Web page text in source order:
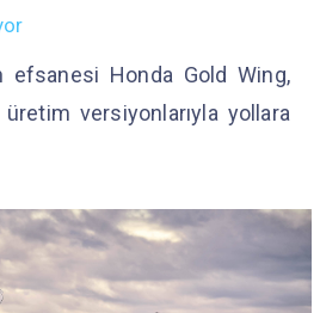
efsanesi Honda Gold Wing,
üretim versiyonlarıyla yollara